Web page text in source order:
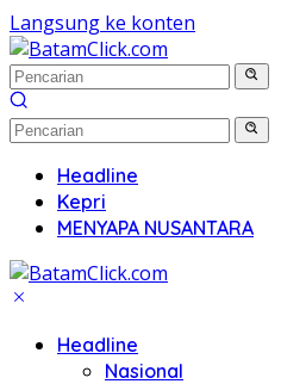
Langsung ke konten
Headline
Kepri
MENYAPA NUSANTARA
Headline
Nasional